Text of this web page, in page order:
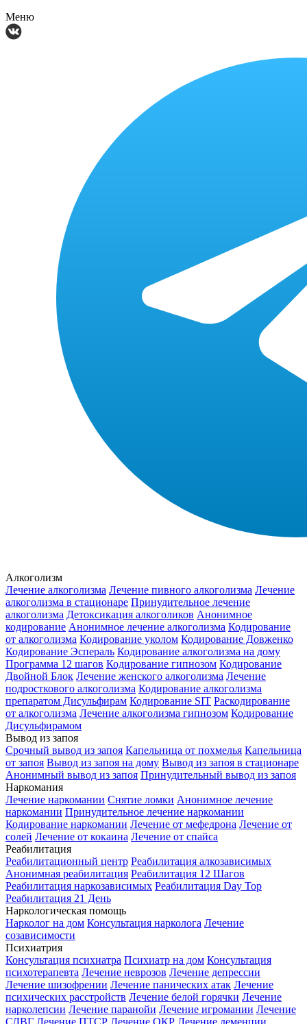
Меню
Алкоголизм
Лечение алкоголизма Лечение пивного алкоголизма Лечение
алкоголизма в стационаре Принудительное лечение
алкоголизма Детоксикация алкоголиков Анонимное
кодирование Анонимное лечение алкоголизма Кодирование
от алкоголизма Кодирование уколом Кодирование Довженко
Кодирование Эспераль Кодирование алкоголизма на дому
Программа 12 шагов Кодирование гипнозом Кодирование
Двойной Блок Лечение женского алкоголизма Лечение
подросткового алкоголизма Кодирование алкоголизма
препаратом Дисульфирам Кодирование SIT Раскодирование
от алкоголизма Лечение алкоголизма гипнозом Кодирование
Дисульфирамом
Вывод из запоя
Срочный вывод из запоя Капельница от похмелья Капельница
от запоя Вывод из запоя на дому Вывод из запоя в стационаре
Анонимный вывод из запоя Принудительный вывод из запоя
Наркомания
Лечение наркомании Снятие ломки Анонимное лечение
наркомании Принудительное лечение наркомании
Кодирование наркомании Лечение от мефедрона Лечение от
солей Лечение от кокаина Лечение от спайса
Реабилитация
Реабилитационный центр Реабилитация алкозависимых
Анонимная реабилитация Реабилитация 12 Шагов
Реабилитация наркозависимых Реабилитация Day Top
Реабилитация 21 День
Наркологическая помощь
Нарколог на дом Консультация нарколога Лечение
созависимости
Психиатрия
Консультация психиатра Психиатр на дом Консультация
психотерапевта Лечение неврозов Лечение депрессии
Лечение шизофрении Лечение панических атак Лечение
психических расстройств Лечение белой горячки Лечение
нарколепсии Лечение паранойи Лечение игромании Лечение
СДВГ Лечение ПТСР Лечение ОКР Лечение деменции